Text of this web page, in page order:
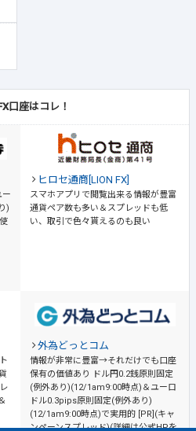
口座はコレ！
ー
)
ヒロセ通商[LION FX]
スマホアプリで閲覧出来る情報が豊富
通貨ペア数も多い＆スプレッドも低
い、取引で色々貰えるのも良い
外為どっとコム
情報が非常に豊富→それだけでも口座
保有の価値あり
ドル円0.2銭原則固定
(例外あり)(12/1am9:00時点)＆ユーロ
ドル0.3pips原則固定(例外あり)
(12/1am9:00時点)で実用的 [PR](キャ
ンペーンスプレッド)(詳細は公式HPを